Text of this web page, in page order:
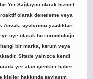
Yer Sağlayıcı olarak hizmet
olarak denetleme veya
Ancak, üyelerimiz yazdıkları
üye olarak bu sorumluluğu
bir marka, kurum veya
Sitede yalnızca kendi
yer alan içerikler haber
kişiler hakkında paylaşım